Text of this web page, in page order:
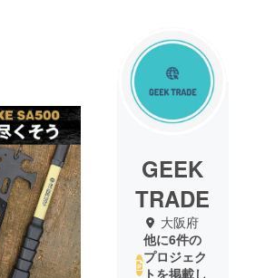
GEEK
TRADE
大阪府
他に6件の
プロジェク
トを掲載し